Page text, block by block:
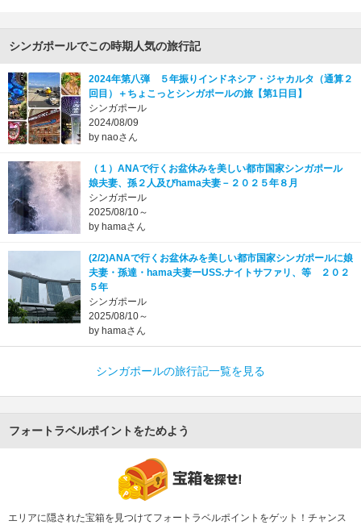
シンガポールでこの時期人気の旅行記
2024年第八弾 ５年振りインドネシア・ジャカルタ（通算２
回目）＋ちょこっとシンガポールの旅【第1日目】
シンガポール
2024/08/09
by naoさん
（１）ANAで行くお盆休みを美しい都市国家シンガポール
娘夫妻、孫２人及びhama夫妻－２０２５年８月
シンガポール
2025/08/10～
by hamaさん
(2/2)ANAで行くお盆休みを美しい都市国家シンガポールに娘
夫妻・孫達・hama夫妻ーUSS.ナイトサファリ、等 ２０２
５年
シンガポール
2025/08/10～
by hamaさん
シンガポールの旅行記一覧を見る
フォートラベルポイントをためよう
エリアに隠された宝箱を見つけてフォートラベルポイントをゲット！チャンス